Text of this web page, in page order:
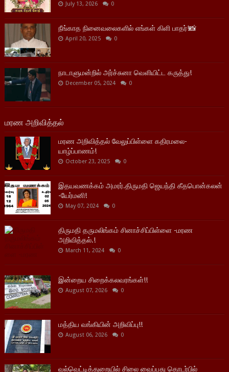
July 13, 2026 0
நீங்காத நினைவலைகளில் எங்கள் கிளி பாதர்!📸
April 20, 2025 0
நாடாளுமன்றில் அர்ச்சுனா வெளியிட்ட கருத்து!
December 05, 2024 0
மரண அறிவித்தல்
மரண அறிவித்தல் வேலுப்பிள்ளை கதிரமலை-
யாழ்ப்பாணம்!
October 23, 2025 0
இதயவணக்கம் அமரர்.திருமதி ஜெயந்தி கீதபொன்கலன்
-யேர்மனி!
May 07, 2024 0
திருமதி தருமலிங்கம் சினாச்சிப்பிள்ளை -மரண
அறிவித்தல்.!
March 11, 2024 0
இன்றைய சிறைக்கலவரங்கள்!!
August 07, 2026 0
மத்திய வங்கியின் அறிவிப்பு!!
August 06, 2026 0
வல்வெட்டித்துறையில் சிலை வைப்பது தொடர்பில்